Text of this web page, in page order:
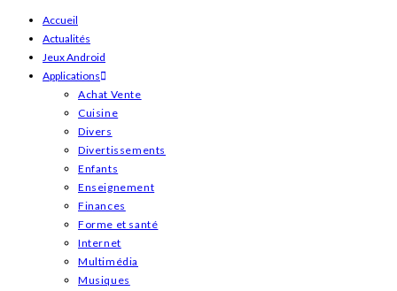
Skip
content
Accueil
Actualités
Jeux Android
Applications
Achat Vente
Cuisine
Divers
Divertissements
Enfants
Enseignement
Finances
Forme et santé
Internet
Multimédia
Musiques